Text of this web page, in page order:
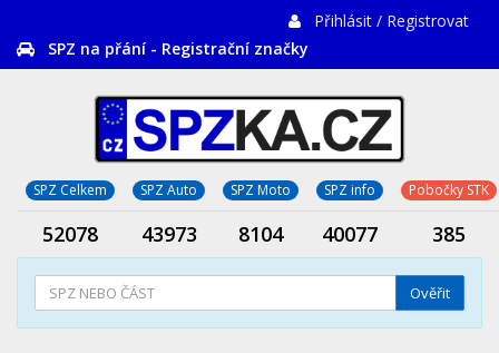
Přihlásit / Registrovat
SPZ na přání - Registrační značky
SPZ Celkem SPZ Auto SPZ Moto SPZ info Pobočky STK
52078 43973 8104 40077 385
Ověřit